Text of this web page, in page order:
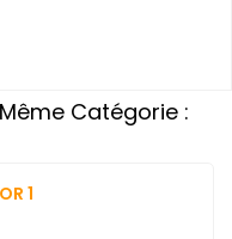
Catégorie :
1